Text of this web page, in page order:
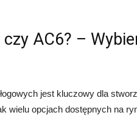
AC6? –
jest kluczowy dla
wielu opcjach dostępnych na